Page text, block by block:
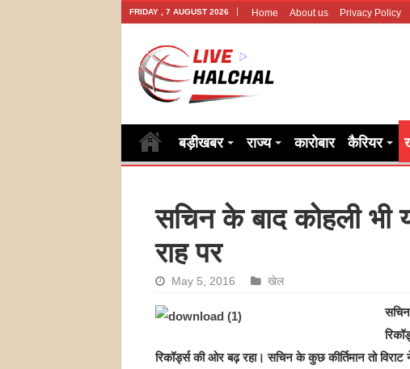
FRIDAY , 7 AUGUST 2026 Home About us Privacy Policy
बड़ीखबर राज्य कारोबार कैरियर
सचिन के बाद कोहली भी
राह पर
May 5, 2016 खेल
रिकॉर्ड्स की ओर बढ़ रहा। सचिन के कुछ कीर्तिमान तो